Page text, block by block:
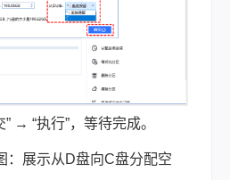
→ “执行”，等待完成。
：展示从D盘向C盘分配空